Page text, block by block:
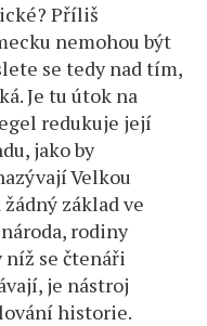
Příliš
nemohou být
se tedy nad tím,
Je tu útok na
redukuje její
jako by
Velkou
základ ve
rodiny
níž se čtenáři
je nástroj
historie.